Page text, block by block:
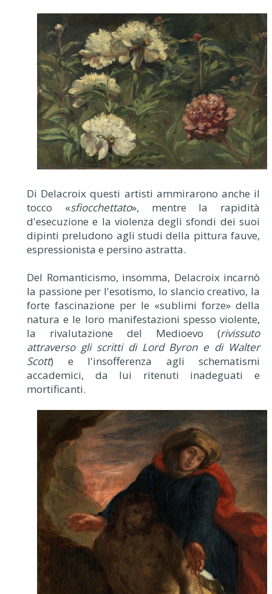
Di Delacroix questi artisti ammirarono anche il
tocco «sfiocchettato», mentre la rapidità
d'esecuzione e la violenza degli sfondi dei suoi
dipinti preludono agli studi della pittura fauve,
espressionista e persino astratta.
Del Romanticismo, insomma, Delacroix incarnò
la passione per l'esotismo, lo slancio creativo, la
forte fascinazione per le «sublimi forze» della
natura e le loro manifestazioni spesso violente,
la rivalutazione del Medioevo (rivissuto
attraverso gli scritti di Lord Byron e di Walter
Scott) e l'insofferenza agli schematismi
accademici, da lui ritenuti inadeguati e
mortificanti.